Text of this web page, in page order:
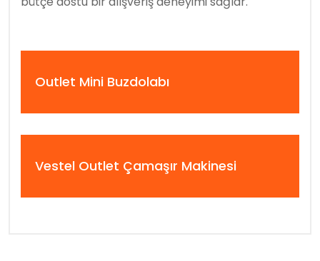
Outlet Mini Buzdolabı
Vestel Outlet Çamaşır Makinesi